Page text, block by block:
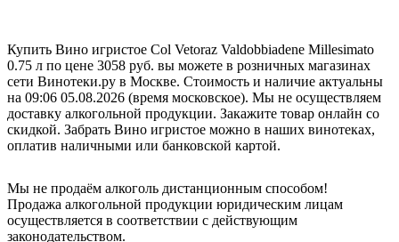
Купить Вино игристое Col Vetoraz Valdobbiadene Millesimato
0.75 л по цене 3058 руб. вы можете в розничных магазинах
сети Винотеки.ру в Москве. Стоимость и наличие актуальны
на 09:06 05.08.2026 (время московское). Мы не осуществляем
доставку алкогольной продукции. Закажите товар онлайн со
скидкой. Забрать Вино игристое можно в наших винотеках,
оплатив наличными или банковской картой.
Мы не продаём алкоголь дистанционным способом!
Продажа алкогольной продукции юридическим лицам
осуществляется в соответствии с действующим
законодательством.